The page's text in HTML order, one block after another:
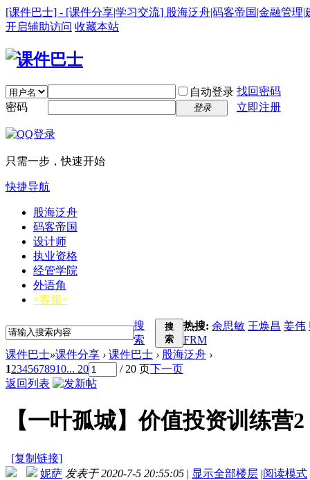
[课件巴士] - [课件分享|学习交流] 股海泛舟|码客帝国|金融管理
开启辅助访问 收藏本站
自动登录 找回密码
密码
登录 立即注册
只需一步，快速开始
快捷导航
股海泛舟
码客帝国
设计师
执业资格
经管学院
外语角
=客服=
搜
索
搜
索
热搜: 余思敏 王焕昌 姜伟
FRM
课件巴士»课件分享 › 课件巴士 › 股海泛舟 ›
12345678910... 20 / 20 页下一页
返回列表
【一叶孤城】价值投资训练营
[复制链接]
妮萨 发表于 2020-7-5 20:55:05 | 显示全部楼层 |阅读模式